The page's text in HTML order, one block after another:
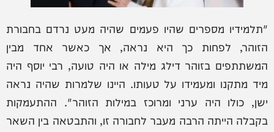
"תלמידיו מספרים שהיו פעמים שהיה מעט נרדם בחבורת
הזוהר, לפחות כך היא נראה, אך כאשר אחד מבין
המשתתפים בזוהר דילג מילה או היה טועה, רבי יוסף היה
מיד מתקנו ומעמידו על טעותו. היינו שלמרות שהיה נראה
ישן, כולו היה ערני ומרוכז במילות הזוהר". ההתעמקות
בקבלה הייתה הרבה מעבר לחבורה זו, והתבטאה בין השאר